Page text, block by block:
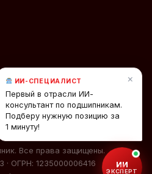
Все права защищены.
· ОГРН: 1235000006416
×
ИИ-СПЕЦИАЛИСТ
Первый в отрасли ИИ-
консультант по подшипникам.
Подберу нужную позицию за
1 минуту!
ИИ
ЭКСПЕРТ